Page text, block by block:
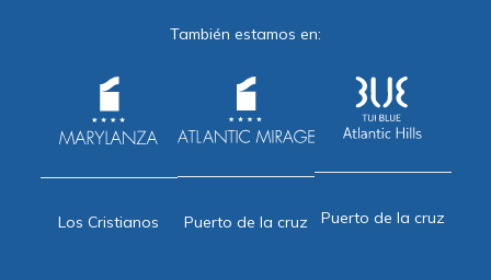
También estamos en:
Los Cristianos Puerto de la cruz Puerto de la cruz